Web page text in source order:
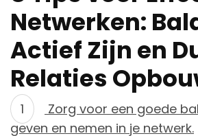
Netwerken:
Actief Zijn en
Relaties
Zorg voor een goede
geven en nemen in je netwerk.